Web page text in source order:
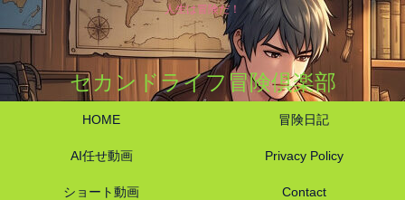
人生は冒険だ！
セカンドライフ冒険倶楽部
HOME 冒険日記
AI任せ動画 Privacy Policy
ショート動画 Contact